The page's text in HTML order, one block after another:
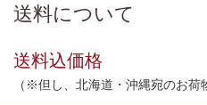
送料について
送料込価格
（※但し、北海道・沖縄宛のお荷